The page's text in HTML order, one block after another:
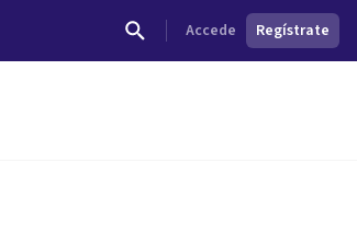
Accede Regístrate